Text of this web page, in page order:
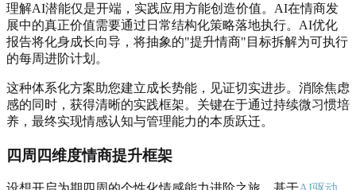
理解AI潜能仅是开端，实践应用方能创造价值。AI在情商发
展中的真正价值需要通过日常结构化策略落地执行。AI优化
报告将化身成长向导，将抽象的"提升情商"目标拆解为可执行
的每周进阶计划。
这种体系化方案助您建立成长势能，见证切实进步。消除焦虑
感的同时，获得清晰的实践框架。关键在于通过持续微习惯培
养，最终实现情感认知与管理能力的本质跃迁。
四周四维度情商提升框架